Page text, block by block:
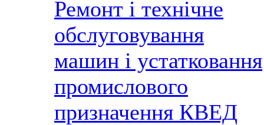
Ремонт і технічне
обслуговування
машин і устатковання
промислового
призначення КВЕД